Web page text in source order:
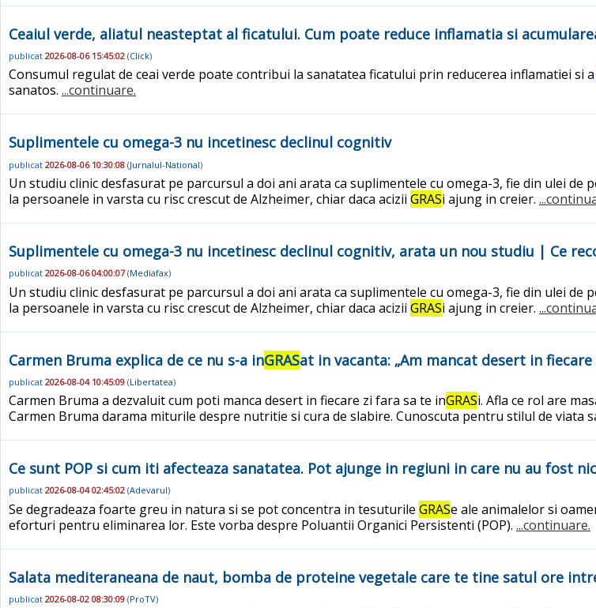
Ceaiul verde, aliatul neasteptat al ficatului. Cum poate reduce inflamatia si
publicat 2026-08-06 15:45:02 (Click)
Consumul regulat de ceai verde poate contribui la sanatatea ficatului prin reducerea inflamatiei si a
sanatos. ...continuare.
Suplimentele cu omega-3 nu incetinesc declinul cognitiv
publicat 2026-08-06 10:30:08 (Jurnalul-National)
Un studiu clinic desfasurat pe parcursul a doi ani arata ca suplimentele cu omega-3, fie din ulei
la persoanele in varsta cu risc crescut de Alzheimer, chiar daca acizii GRASi ajung in creier.
Suplimentele cu omega-3 nu incetinesc declinul cognitiv, arata un nou studiu | Ce
publicat 2026-08-06 04:00:07(Mediafax)
Un studiu clinic desfasurat pe parcursul a doi ani arata ca suplimentele cu omega-3, fie din ulei
la persoanele in varsta cu risc crescut de Alzheimer, chiar daca acizii GRASi ajung in creier.
Carmen Bruma explica de ce nu s-a inGRASat in vacanta: „Am mancat desert in
publicat 2026-08-04 10:45:09 (Libertatea)
Carmen Bruma a dezvaluit cum poti manca desert in fiecare zi fara sa te inGRASi. Afla ce rol are
Carmen Bruma darama miturile despre nutritie si cura de slabire. Cunoscuta pentru stilul de viata
Ce sunt POP si cum iti afecteaza sanatatea. Pot ajunge in regiuni in care nu au fost
publicat 2026-08-04 02:45:02 (Adevarul)
Se degradeaza foarte greu in natura si se pot concentra in tesuturile GRASe ale animalelor si
eforturi pentru eliminarea lor. Este vorba despre Poluantii Organici Persistenti (POP). ...continuare.
Salata mediteraneana de naut, bomba de proteine vegetale care te tine satul ore
publicat 2026-08-02 08:30:09 (ProTV)